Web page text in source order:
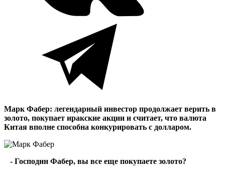
Марк Фабер: легендарный инвестор продолжает верить в
золото, покупает иракские акции и считает, что валюта
Китая вполне способна конкурировать с долларом.
- Господин Фабер, вы все еще покупаете золото?